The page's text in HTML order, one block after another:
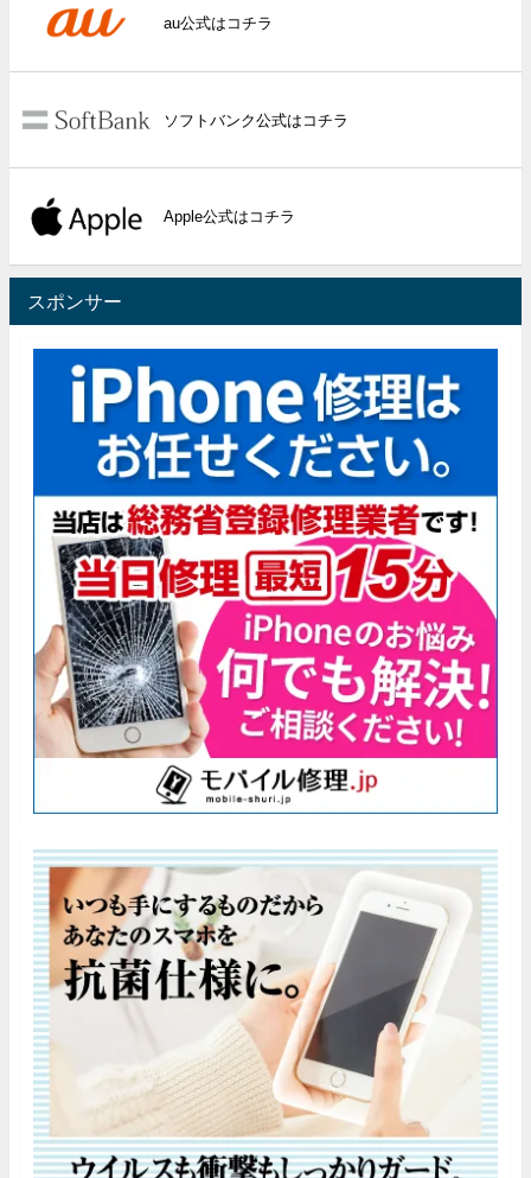
au公式はコチラ
ソフトバンク公式はコチラ
Apple公式はコチラ
スポンサー